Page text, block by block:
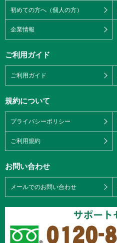
初めての方へ（個人の方）
企業情報
ご利用ガイド
ご利用ガイド
規約について
プライバシーポリシー
ご利用規約
お問い合わせ
メールでのお問い合わせ